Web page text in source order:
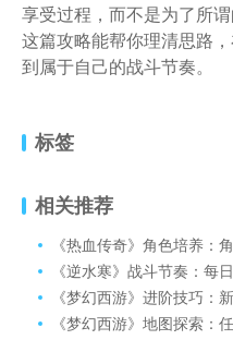
享受过程，而不是为了所
这篇攻略能帮你理清思路
到属于自己的战斗节奏。
标签
相关推荐
《热血传奇》角色培养：
《逆水寒》战斗节奏：每
《梦幻西游》进阶技巧：
《梦幻西游》地图探索：